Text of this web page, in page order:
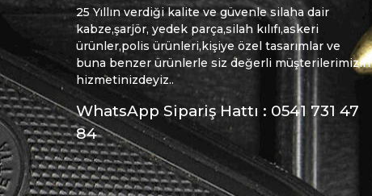
25 Yıllın verdiği kalite ve güvenle silaha dair
kabze,şarjör, yedek parça,silah kılıfı,askeri
ürünler,polis ürünleri,kişiye özel tasarımlar ve
buna benzer ürünlerle siz değerli müşterilerimizin
hizmetinizdeyiz..
WhatsApp Sipariş Hattı : 0541 731 47
84